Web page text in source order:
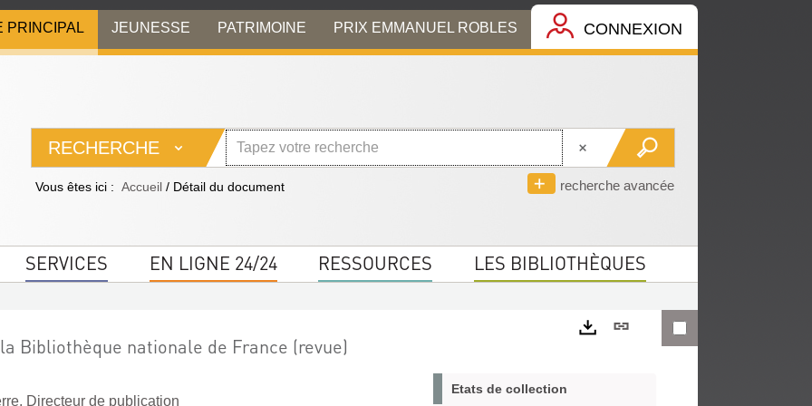
PRINCIPAL JEUNESSE PATRIMOINE PRIX EMMANUEL ROBLES CONNEXION
RECHERCHE
recherche avancée
Vous êtes ici : Accueil / Détail du document
SERVICES EN LIGNE 24/24 RESSOURCES LES BIBLIOTHÈQUES
Bibliothèque nationale de France (revue)
Directeur de publication
Lien
Etats de collection